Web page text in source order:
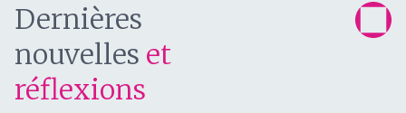
Dernières
nouvelles et
réflexions